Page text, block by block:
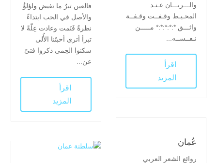
والـــربـــان عـنـد
المحـيـط وقـفــت وقـفــة
واثـــق *:*:*:*:* مـــــن
نـفــســه...
اقرأ
المزيد
فالعين تبرٌ ما تفيض ولؤلؤُ
والأصل في الحب ابتداءً
نظرةٌ فَنَمت وعادت عِلّةً لا
تبرأ أترى أحبتَنا الأُلى
سكنوا الحِمى ذكروا فتىً
عن...
اقرأ
المزيد
عُمان
روائع الشعر العربي